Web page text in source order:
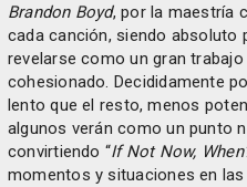
Brandon Boyd, por la maestría
cada canción, siendo absoluto
revelarse como un gran
cohesionado. Decididamente
lento que el resto, menos
algunos verán como un punto
convirtiendo “If Not Now,
momentos y situaciones en